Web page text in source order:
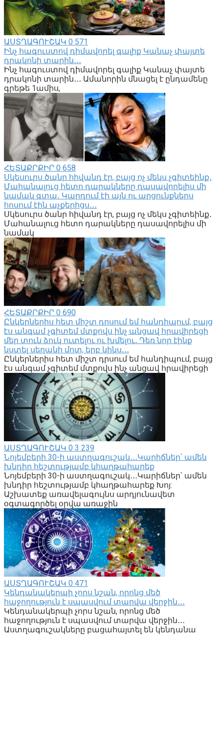
ԱՍՏՂԱԳՈՒՇԱԿ 0 571
Ինչ հագուստով դիմավորել գալիք Կանաչ փայտե
դրակոնի տարին․․․
Ինչ հագուստով դիմավորել գալիք Կանաչ փայտե
դրակոնի տարին․․․ Ամանորին մնացել է ընդամենը
գրեթե 1ամիս,
ՀԵՏԱՔՐՔԻՐ 0 658
Սկեսուրս ծանր հիվանդ էր, բայց ոչ մեկս չգիտեինք․
Մահանալուց հետո դարակները դասավորելիս մի
նամակ գտա․ Կարդում էի այն ու արցունքներս
հոսում էին աչքերիցս․․․
Սկեսուրս ծանր հիվանդ էր, բայց ոչ մեկս չգիտեինք․
Մահանալուց հետո դարակները դասավորելիս մի
նամակ
ՀԵՏԱՔՐՔԻՐ 0 690
Ընկերներիս հետ միշտ դրսում եմ հանդիպում, բայց
էս անգամ չգիտեմ մտքովս ինչ անցավ հրավիրեցի
մեր տուն ձուկ ուտելու ու խմելու․ Դեռ նոր էինք
նստել սեղանի մոտ, երբ կինս․․․
Ընկերներիս հետ միշտ դրսում եմ հանդիպում, բայց
էս անգամ չգիտեմ մտքովս ինչ անցավ հրավիրեցի
ԱՍՏՂԱԳՈՒՇԱԿ 0 3 239
Նոյեմբերի 30-ի աստղագուշակ․․․Կարիճներ՝ ամեն
խնդիր հեշտությամբ կհաղթահարեք
Նոյեմբերի 30-ի աստղագուշակ․․․Կարիճներ՝ ամեն
խնդիր հեշտությամբ կհաղթահարեք Խոյ:
Աշխատեք առավելագույնս արդյունավետ
օգտագործել օրվա առաջին
ԱՍՏՂԱԳՈՒՇԱԿ 0 471
Կենդանակերպի չորս նշան, որոնց մեծ
հաջողություն է սպասվում տարվա վերջին․․․
Կենդանակերպի չորս նշան, որոնց մեծ
հաջողություն է սպասվում տարվա վերջին․․․
Աստղագուշակները բացահայտել են կենդանա